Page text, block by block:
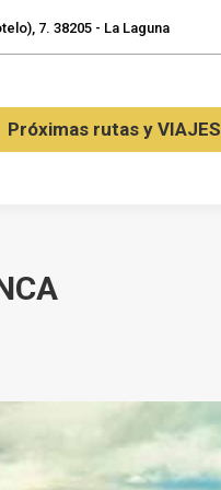
7. 38205 - La Laguna
Próximas rutas y VIAJES